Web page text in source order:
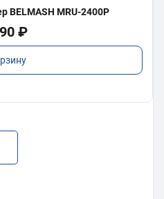
BELMASH MRU-2400P
₽